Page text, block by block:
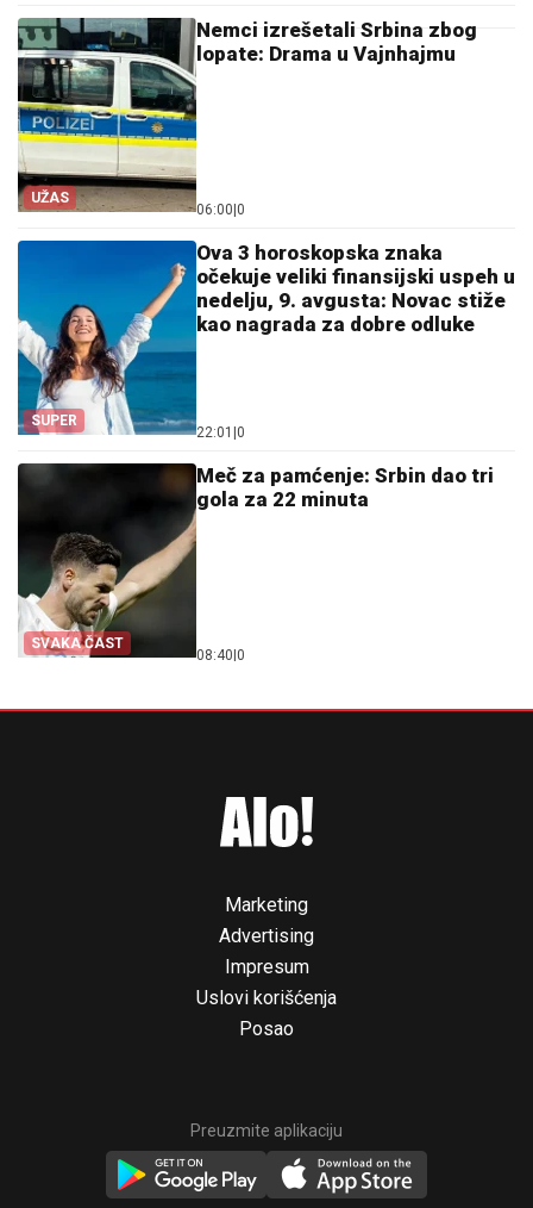
UŽAS
Nemci izrešetali Srbina zbog
lopate: Drama u Vajnhajmu
06:00 0
SUPER
Ova 3 horoskopska znaka
očekuje veliki finansijski uspeh u
nedelju, 9. avgusta: Novac stiže
kao nagrada za dobre odluke
22:01 0
SVAKA ČAST
Meč za pamćenje: Srbin dao tri
gola za 22 minuta
08:40 0
Marketing
Advertising
Impresum
Uslovi korišćenja
Posao
Preuzmite aplikaciju